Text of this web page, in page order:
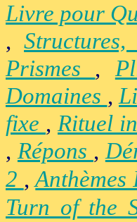
Livre pour
,
Prismes ,
Domaines ,
fixe , Rituel
, Répons ,
2 ,
Turn of the